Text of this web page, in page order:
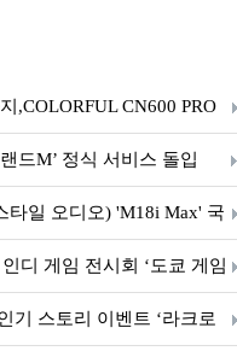
,COLORFUL CN600 PRO
드M’ 정식 서비스 돌입
타일 오디오) 'M18i Max' 국
디 게임 전시회 ‘도쿄 게임
기 스토리 이벤트 ‘라크로